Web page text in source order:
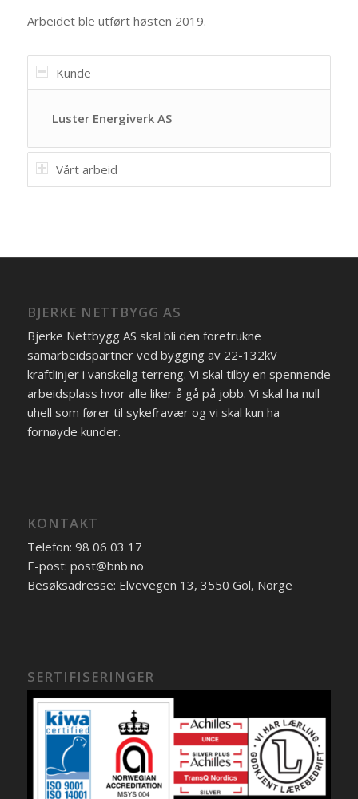
Arbeidet ble utført høsten 2019.
Kunde
Luster Energiverk AS
Vårt arbeid
BJERKE NETTBYGG AS
Bjerke Nettbygg AS skal bli den foretrukne
samarbeidspartner ved bygging av 22-132kV
kraftlinjer i vanskelig terreng. Vi skal tilby en spennende
arbeidsplass hvor alle liker å gå på jobb. Vi skal ha null
uhell som fører til sykefravær og vi skal kun ha
fornøyde kunder.
KONTAKT
Telefon: 98 06 03 17
E-post: post@bnb.no
Besøksadresse: Elvevegen 13, 3550 Gol, Norge
SERTIFISERINGER